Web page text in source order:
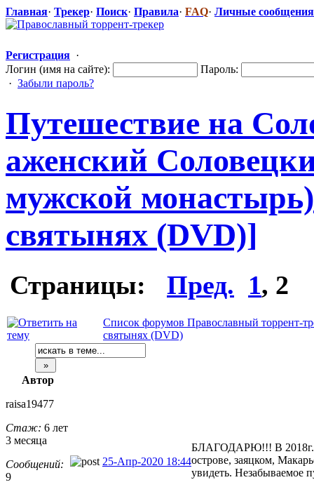
Главная· Трекер· Поиск· Правила· FAQ· Личные сообщения
Регистрация ·
Логин (имя на сайте):
Пароль:
· Забыли пароль?
Путешествие на
аженский
мужской
святынях (DVD)]
Страницы: Пред. 1, 2
Список форумов Православный торрент-
святынях (DVD)
Автор
raisa19477
Стаж: 6 лет
3 месяца
Сообщений:
9
25-Апр-2020 18:44
БЛАГОДАРЮ!!! В 2018г.
острове, заяцком,
увидеть. Незабываемое